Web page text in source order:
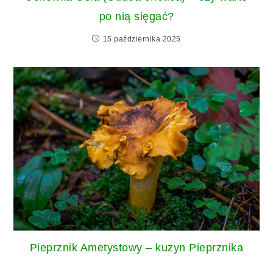
po nią sięgać?
15 października 2025
Pieprznik Ametystowy – kuzyn Pieprznika